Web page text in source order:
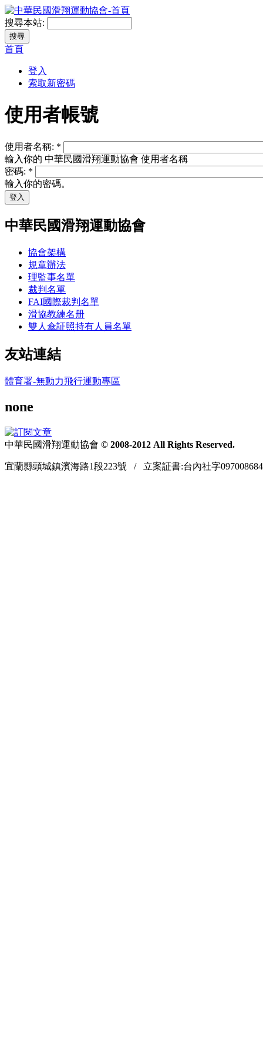
搜尋本站:
首頁
登入
索取新密碼
使用者帳號
使用者名稱: *
輸入你的 中華民國滑翔運動協會 使用者名稱
密碼: *
輸入你的密碼。
中華民國滑翔運動協會
協會架構
規章辦法
理監事名單
裁判名單
FAI國際裁判名單
滑協教練名册
雙人傘証照持有人員名單
友站連結
體育署-無動力飛行運動專區
none
中華民國滑翔運動協會 © 2008-2012 All Rights Reserved.
宜蘭縣頭城鎮濱海路1段223號 / 立案証書:台內社字